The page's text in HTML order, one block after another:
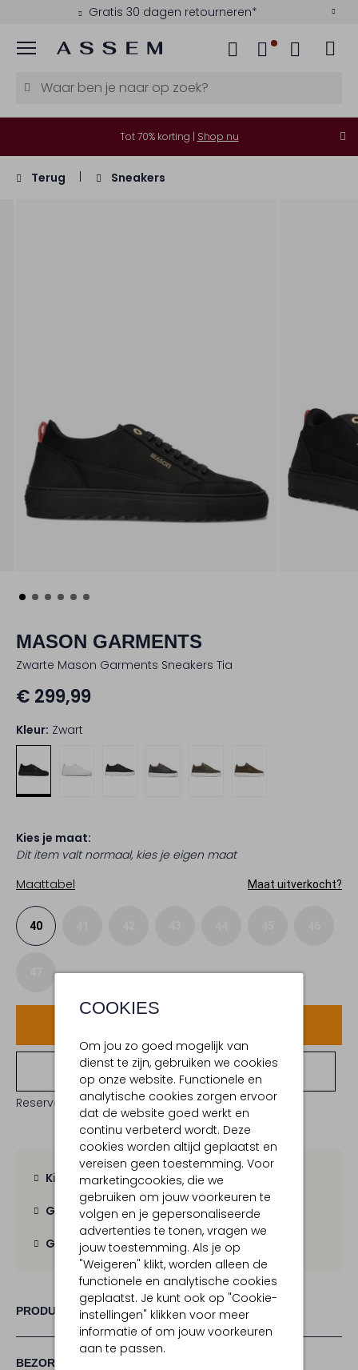
Gratis 30 dagen retourneren*
Menu
COOKIES
Om jou zo goed mogelijk van
dienst te zijn, gebruiken we cookies
op onze website. Functionele en
analytische cookies zorgen ervoor
dat de website goed werkt en
continu verbeterd wordt. Deze
cookies worden altijd geplaatst en
vereisen geen toestemming. Voor
marketingcookies, die we
gebruiken om jouw voorkeuren te
volgen en je gepersonaliseerde
advertenties te tonen, vragen we
jouw toestemming. Als je op
"Weigeren" klikt, worden alleen de
functionele en analytische cookies
geplaatst. Je kunt ook op "Cookie-
instellingen" klikken voor meer
informatie of om jouw voorkeuren
aan te passen.
Tot 70% korting | Shop nu
Terug Sneakers
MASON GARMENTS
Zwarte Mason Garments Sneakers Tia
€ 299,99
Kleur: Zwart
Kies je maat:
Dit item valt normaal, kies je eigen maat
Maattabel
Maat uitverkocht?
40
Bekijk winkelvoorraad
Reserveer direct in een van onze 19 boutiques
Kies zelf je bezorgmoment
Gratis verzending vanaf € 100,-
Gratis retourbinnen 30 dagen
PRODUCT INFORMATIE
BEZORGEN & RETOURNEREN